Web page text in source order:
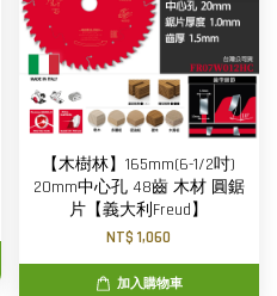
【木樹林】165mm(6-1/2吋)
20mm中心孔 48齒 木材 圓鋸
片【義大利Freud】
NT$ 1,060
加入購物車